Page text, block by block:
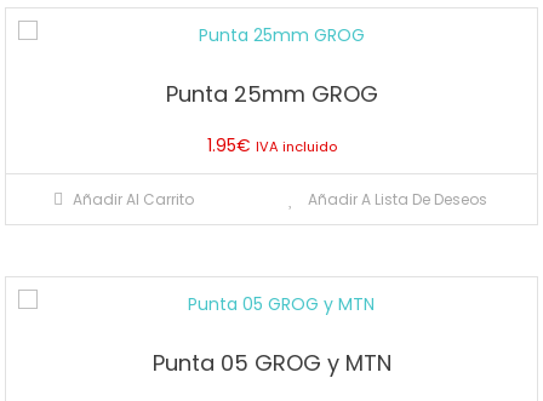
Punta 25mm GROG
1.95€ IVA incluido
Añadir Al Carrito Añadir A Lista De Deseos
Punta 05 GROG y MTN